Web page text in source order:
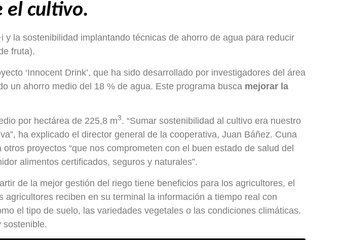
el cultivo.
la sostenibilidad implantando técnicas de ahorro de agua para reducir
fruta).
‘Innocent Drink’, que ha sido desarrollado por investigadores del área
un ahorro medio del 18 % de agua. Este programa busca mejorar la
por hectárea de 225,8 m3. “Sumar sostenibilidad al cultivo era nuestro
ha explicado el director general de la cooperativa, Juan Báñez. Cuna
proyectos “que nos comprometen con el buen estado de salud del
alimentos certificados, seguros y naturales”.
de la mejor gestión del riego tiene beneficios para los agricultores, el
reciben en su terminal la información a tiempo real con
el tipo de suelo, las variedades vegetales o las condiciones climáticas.
sostenible.